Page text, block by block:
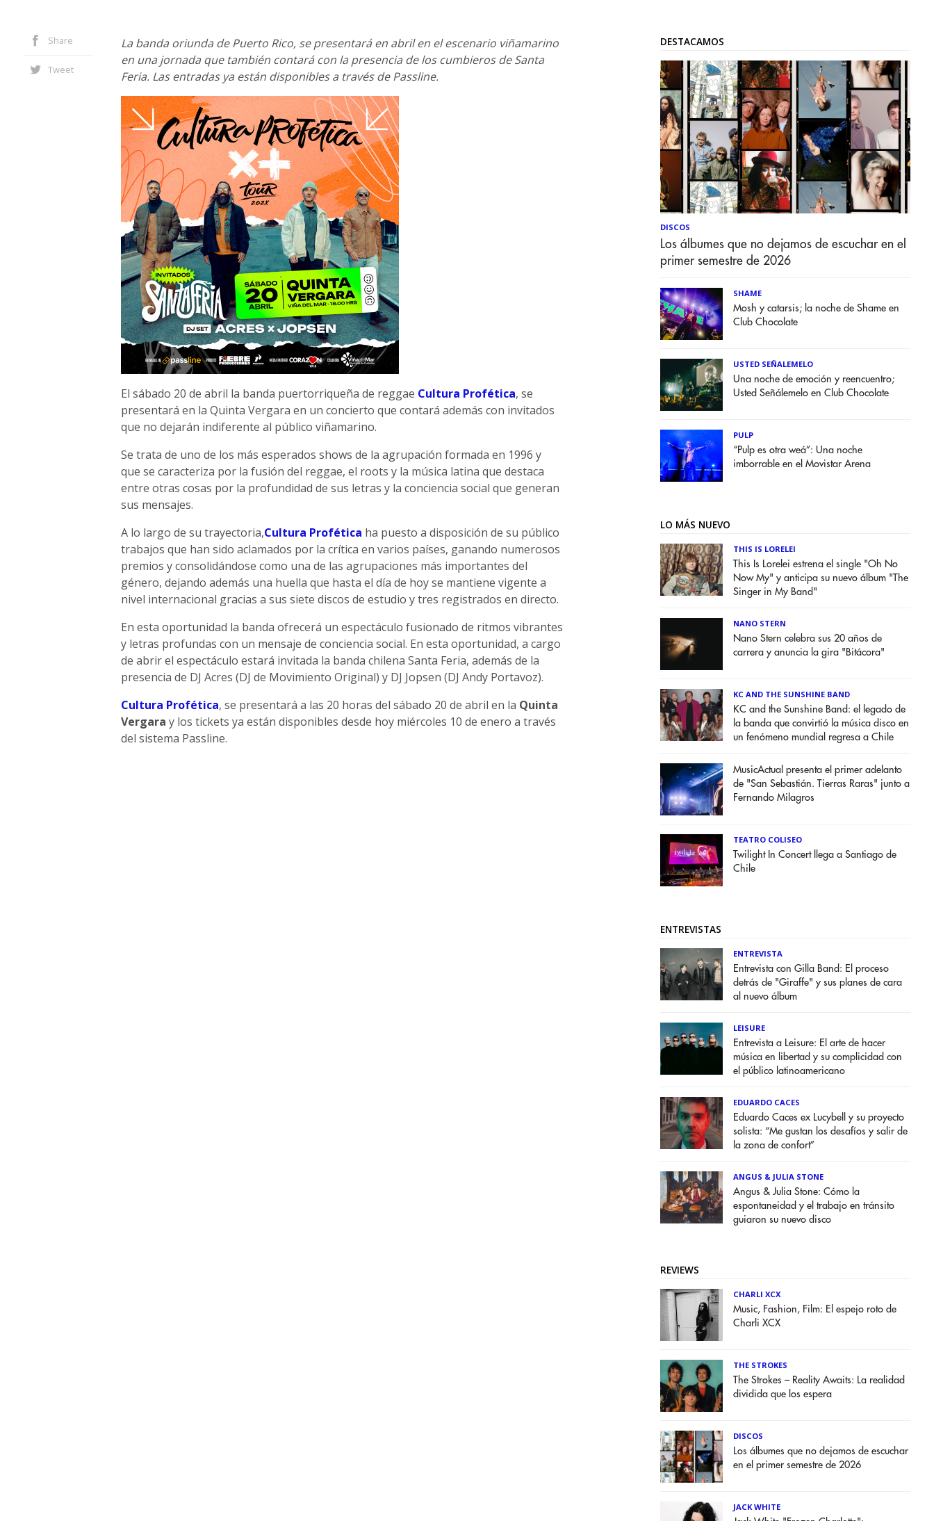
Share
Tweet
La banda oriunda de Puerto Rico, se presentará en abril en el escenario viñamarino
en una jornada que también contará con la presencia de los cumbieros de Santa
Feria. Las entradas ya están disponibles a través de Passline.
El sábado 20 de abril la banda puertorriqueña de reggae Cultura Profética, se
presentará en la Quinta Vergara en un concierto que contará además con invitados
que no dejarán indiferente al público viñamarino.
Se trata de uno de los más esperados shows de la agrupación formada en 1996 y
que se caracteriza por la fusión del reggae, el roots y la música latina que destaca
entre otras cosas por la profundidad de sus letras y la conciencia social que generan
sus mensajes.
A lo largo de su trayectoria,Cultura Profética ha puesto a disposición de su público
trabajos que han sido aclamados por la crítica en varios países, ganando numerosos
premios y consolidándose como una de las agrupaciones más importantes del
género, dejando además una huella que hasta el día de hoy se mantiene vigente a
nivel internacional gracias a sus siete discos de estudio y tres registrados en directo.
En esta oportunidad la banda ofrecerá un espectáculo fusionado de ritmos vibrantes
y letras profundas con un mensaje de conciencia social. En esta oportunidad, a cargo
de abrir el espectáculo estará invitada la banda chilena Santa Feria, además de la
presencia de DJ Acres (DJ de Movimiento Original) y DJ Jopsen (DJ Andy Portavoz).
Cultura Profética, se presentará a las 20 horas del sábado 20 de abril en la Quinta
Vergara y los tickets ya están disponibles desde hoy miércoles 10 de enero a través
del sistema Passline.
DESTACAMOS
DISCOS
Los álbumes que no dejamos de escuchar en el
primer semestre de 2026
SHAME
Mosh y catarsis; la noche de Shame en
Club Chocolate
USTED SEÑALEMELO
Una noche de emoción y reencuentro;
Usted Señálemelo en Club Chocolate
PULP
“Pulp es otra weá”: Una noche
imborrable en el Movistar Arena
LO MÁS NUEVO
THIS IS LORELEI
This Is Lorelei estrena el single "Oh No
Now My" y anticipa su nuevo álbum "The
Singer in My Band"
NANO STERN
Nano Stern celebra sus 20 años de
carrera y anuncia la gira "Bitácora"
KC AND THE SUNSHINE BAND
KC and the Sunshine Band: el legado de
la banda que convirtió la música disco en
un fenómeno mundial regresa a Chile
MusicActual presenta el primer adelanto
de "San Sebastián. Tierras Raras" junto a
Fernando Milagros
TEATRO COLISEO
Twilight In Concert llega a Santiago de
Chile
ENTREVISTAS
ENTREVISTA
Entrevista con Gilla Band: El proceso
detrás de "Giraffe" y sus planes de cara
al nuevo álbum
LEISURE
Entrevista a Leisure: El arte de hacer
música en libertad y su complicidad con
el público latinoamericano
EDUARDO CACES
Eduardo Caces ex Lucybell y su proyecto
solista: “Me gustan los desafíos y salir de
la zona de confort”
ANGUS & JULIA STONE
Angus & Julia Stone: Cómo la
espontaneidad y el trabajo en tránsito
guiaron su nuevo disco
REVIEWS
CHARLI XCX
Music, Fashion, Film: El espejo roto de
Charli XCX
THE STROKES
The Strokes – Reality Awaits: La realidad
dividida que los espera
DISCOS
Los álbumes que no dejamos de escuchar
en el primer semestre de 2026
JACK WHITE